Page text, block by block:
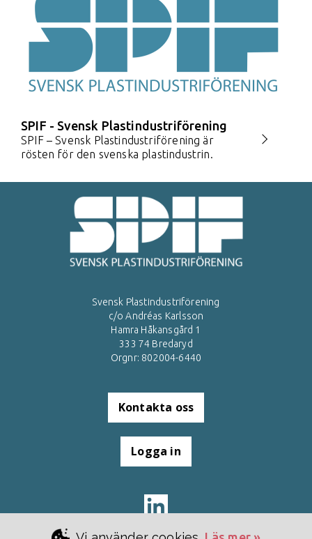
SPIF - Svensk Plastindustriförening
SPIF – Svensk Plastindustriförening är
rösten för den svenska plastindustrin.
Svensk Plastindustriförening
c/o Andréas Karlsson
Hamra Håkansgård 1
333 74 Bredaryd
Orgnr: 802004-6440
Kontakta oss
Logga in